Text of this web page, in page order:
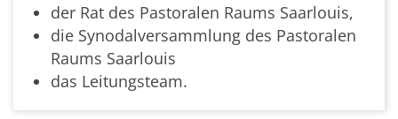
der Rat des Pastoralen Raums Saarlouis,
die Synodalversammlung des Pastoralen
Raums Saarlouis
das Leitungsteam.